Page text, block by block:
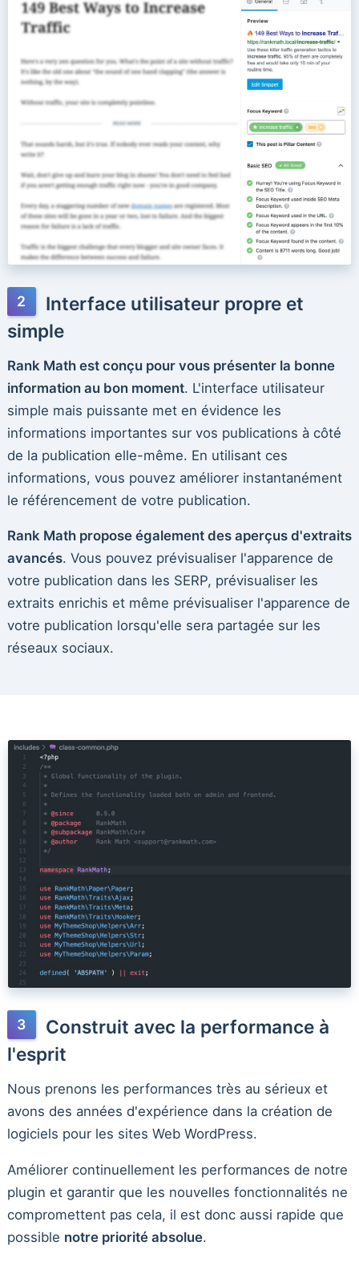
Interface utilisateur propre et
simple
Rank Math est conçu pour vous présenter la bonne
information au bon moment. L'interface utilisateur
simple mais puissante met en évidence les
informations importantes sur vos publications à côté
de la publication elle-même. En utilisant ces
informations, vous pouvez améliorer instantanément
le référencement de votre publication.
Rank Math propose également des aperçus d'extraits
avancés. Vous pouvez prévisualiser l'apparence de
votre publication dans les SERP, prévisualiser les
extraits enrichis et même prévisualiser l'apparence de
votre publication lorsqu'elle sera partagée sur les
réseaux sociaux.
Construit avec la performance à
l'esprit
Nous prenons les performances très au sérieux et
avons des années d'expérience dans la création de
logiciels pour les sites Web WordPress.
Améliorer continuellement les performances de notre
plugin et garantir que les nouvelles fonctionnalités ne
compromettent pas cela, il est donc aussi rapide que
possible notre priorité absolue.